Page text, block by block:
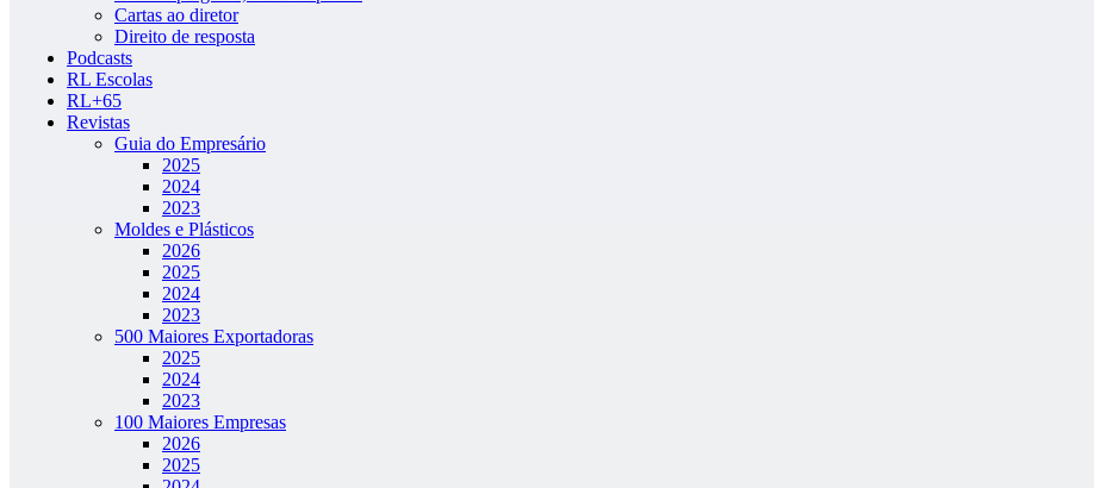
Cartas ao diretor
Direito de resposta
Podcasts
RL Escolas
RL+65
Revistas
Guia do Empresário
2025
2024
2023
Moldes e Plásticos
2026
2025
2024
2023
500 Maiores Exportadoras
2025
2024
2023
100 Maiores Empresas
2026
2025